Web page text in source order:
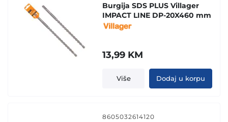
Burgija SDS PLUS Villager
IMPACT LINE DP-20X460 mm
13,99 KM
Više Dodaj u korpu
8605032614120